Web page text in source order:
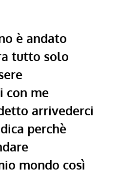
è andato
tutto solo
con me
arrivederci
perchè
mondo così